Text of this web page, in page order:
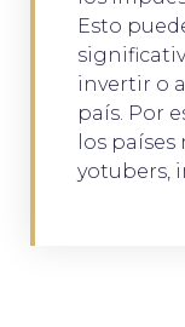
Esto
invertir o
país. Por
los
yotubers,